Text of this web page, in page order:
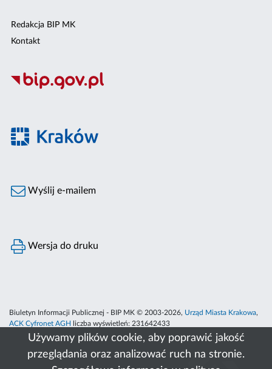
Używamy plików cookie, aby poprawić jakość
przeglądania oraz analizować ruch na stronie.
Redakcja BIP MK
Kontakt
Wyślij e-mailem
Wersja do druku
Biuletyn Informacji Publicznej - BIP MK © 2003-2026, Urząd Miasta Krakowa,
ACK Cyfronet AGH
liczba wyświetleń: 231642433